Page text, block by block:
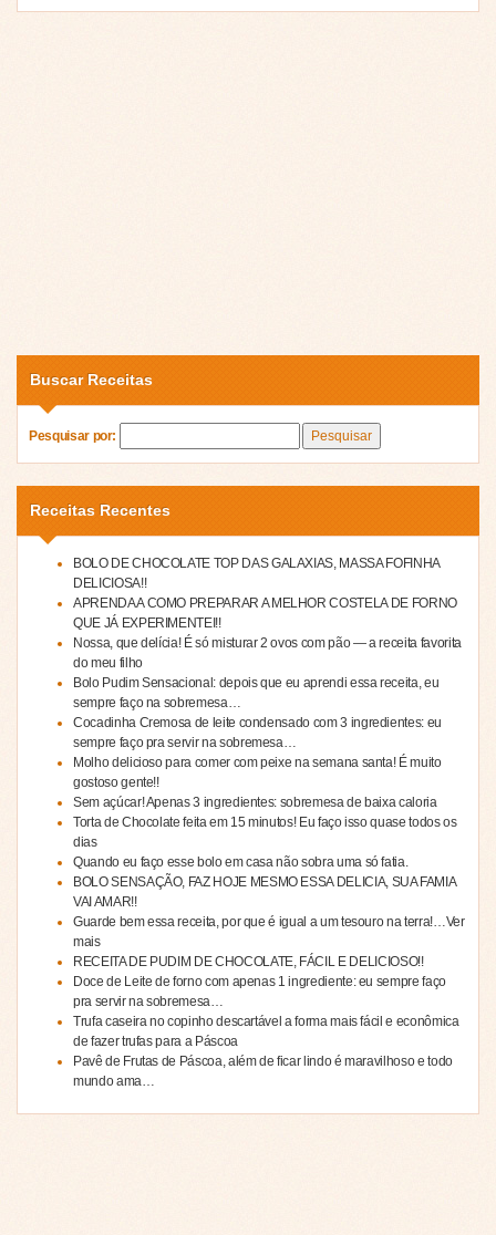
Buscar Receitas
Pesquisar por:
Receitas Recentes
BOLO DE CHOCOLATE TOP DAS GALAXIAS, MASSA FOFINHA
DELICIOSA!!
APRENDA A COMO PREPARAR A MELHOR COSTELA DE FORNO
QUE JÁ EXPERIMENTEI!!
Nossa, que delícia! É só misturar 2 ovos com pão — a receita favorita
do meu filho
Bolo Pudim Sensacional: depois que eu aprendi essa receita, eu
sempre faço na sobremesa…
Cocadinha Cremosa de leite condensado com 3 ingredientes: eu
sempre faço pra servir na sobremesa…
Molho delicioso para comer com peixe na semana santa! É muito
gostoso gente!!
Sem açúcar! Apenas 3 ingredientes: sobremesa de baixa caloria
Torta de Chocolate feita em 15 minutos! Eu faço isso quase todos os
dias
Quando eu faço esse bolo em casa não sobra uma só fatia.
BOLO SENSAÇÃO, FAZ HOJE MESMO ESSA DELICIA, SUA FAMIA
VAI AMAR!!
Guarde bem essa receita, por que é igual a um tesouro na terra!…Ver
mais
RECEITA DE PUDIM DE CHOCOLATE, FÁCIL E DELICIOSO!!
Doce de Leite de forno com apenas 1 ingrediente: eu sempre faço
pra servir na sobremesa…
Trufa caseira no copinho descartável a forma mais fácil e econômica
de fazer trufas para a Páscoa
Pavê de Frutas de Páscoa, além de ficar lindo é maravilhoso e todo
mundo ama…